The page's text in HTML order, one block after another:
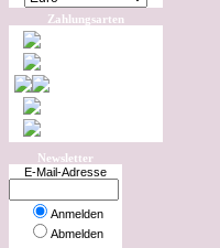
Zahlungsarten
Newsletter
E-Mail-Adresse
Anmelden
Abmelden